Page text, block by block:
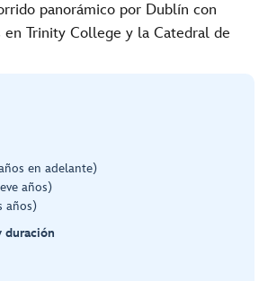
panorámico por Dublín con
en Trinity College y la Catedral de
en adelante)
años)
años)
duración